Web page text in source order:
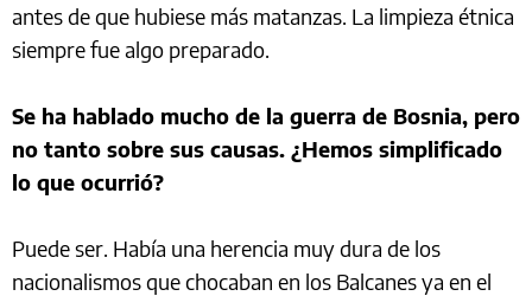
antes de que hubiese más matanzas. La limpieza étnica
siempre fue algo preparado.
Se ha hablado mucho de la guerra de Bosnia, pero
no tanto sobre sus causas. ¿Hemos simplificado
lo que ocurrió?
Puede ser. Había una herencia muy dura de los
nacionalismos que chocaban en los Balcanes ya en el